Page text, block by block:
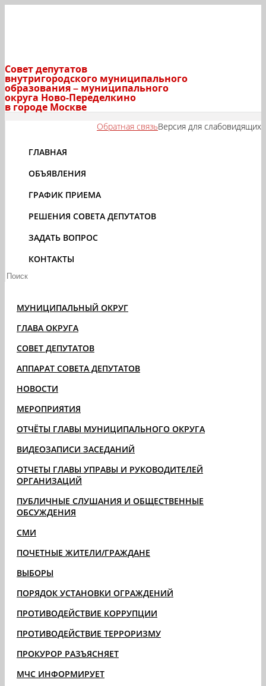
Совет депутатов
внутригородского муниципального
образования – муниципального
округа Ново-Переделкино
в городе Москве
Версия для слабовидящих
Обратная связь
ГЛАВНАЯ
ОБЪЯВЛЕНИЯ
ГРАФИК ПРИЕМА
РЕШЕНИЯ СОВЕТА ДЕПУТАТОВ
ЗАДАТЬ ВОПРОС
КОНТАКТЫ
МУНИЦИПАЛЬНЫЙ ОКРУГ
ГЛАВА ОКРУГА
СОВЕТ ДЕПУТАТОВ
АППАРАТ СОВЕТА ДЕПУТАТОВ
НОВОСТИ
МЕРОПРИЯТИЯ
ОТЧЁТЫ ГЛАВЫ МУНИЦИПАЛЬНОГО ОКРУГА
ВИДЕОЗАПИСИ ЗАСЕДАНИЙ
ОТЧЕТЫ ГЛАВЫ УПРАВЫ И РУКОВОДИТЕЛЕЙ
ОРГАНИЗАЦИЙ
ПУБЛИЧНЫЕ СЛУШАНИЯ И ОБЩЕСТВЕННЫЕ
ОБСУЖДЕНИЯ
СМИ
ПОЧЕТНЫЕ ЖИТЕЛИ/ГРАЖДАНЕ
ВЫБОРЫ
ПОРЯДОК УСТАНОВКИ ОГРАЖДЕНИЙ
ПРОТИВОДЕЙСТВИЕ КОРРУПЦИИ
ПРОТИВОДЕЙСТВИЕ ТЕРРОРИЗМУ
ПРОКУРОР РАЗЪЯСНЯЕТ
МЧС ИНФОРМИРУЕТ